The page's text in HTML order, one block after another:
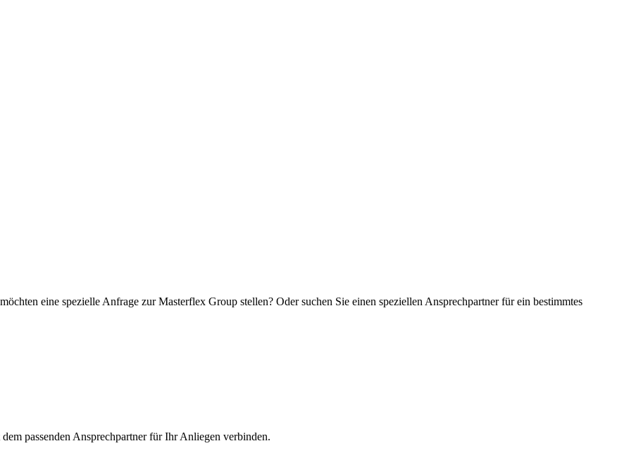
eine spezielle Anfrage zur Masterflex Group stellen? Oder suchen Sie einen speziellen Ansprechpartner für ein bestimmtes
passenden Ansprechpartner für Ihr Anliegen verbinden.